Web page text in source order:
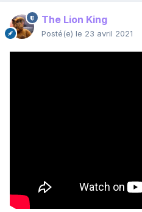
The Lion King
Posté(e) le 23 avril 2021